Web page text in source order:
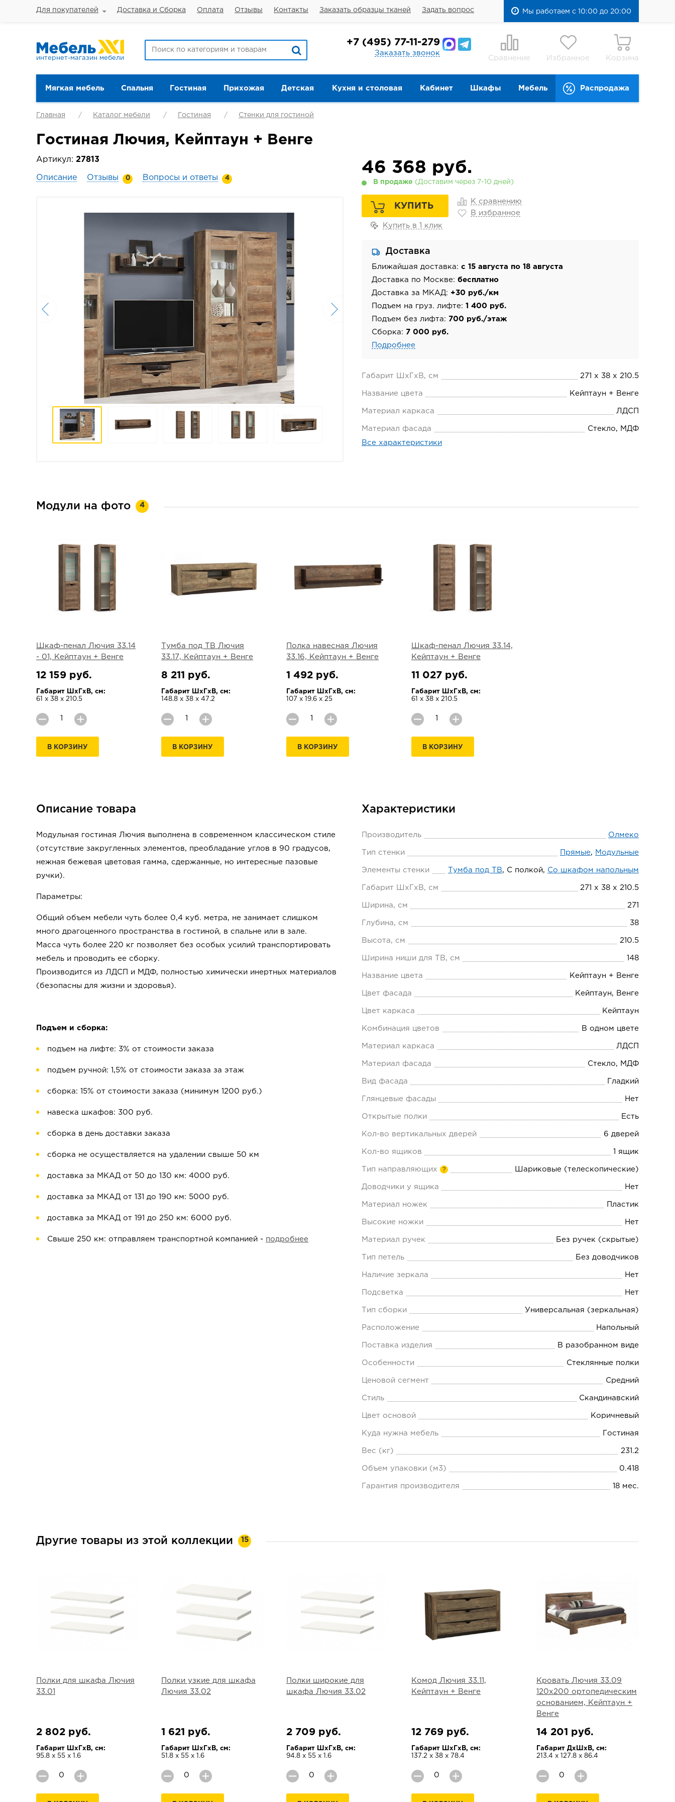
Для покупателей Доставка и Сборка Оплата Отзывы Контакты Заказать образцы тканей Задать вопрос Мы работаем с 10:00 до 20:00
интернет-магазин мебели
+7 (495) 77-11-279
Заказать звонок
Сравнение Избранное Корзина
Мягкая мебель Спальня Гостиная Прихожая Детская Кухня и столовая Кабинет Шкафы Мебель Распродажа
Главная Каталог мебели Гостиная Стенки для гостиной
Гостиная Лючия, Кейптаун + Венге
Артикул: 27813
Описание Отзывы 0 Вопросы и ответы 4
46 368 руб.
В продаже (Доставим через 7-10 дней)
КУПИТЬ
К сравнению
В избранное
Купить в 1 клик
Доставка
Ближайшая доставка: с 15 августа по 18 августа
Доставка по Москве: бесплатно
Доставка за МКАД: +30 руб./км
Подъем на груз. лифте: 1 400 руб.
Подъем без лифта: 700 руб./этаж
Сборка: 7 000 руб.
Подробнее
Габарит ШхГхВ, см 271 х 38 х 210.5
Название цвета Кейптаун + Венге
Материал каркаса ЛДСП
Материал фасада Стекло, МДФ
Все характеристики
Модули на фото 4
Шкаф-пенал Лючия 33.14
- 01, Кейптаун + Венге
12 159 руб.
Габарит ШхГхВ, см:
61 х 38 х 210.5
В КОРЗИНУ
Тумба под ТВ Лючия
33.17, Кейптаун + Венге
8 211 руб.
Габарит ШхГхВ, см:
148.8 х 38 х 47.2
В КОРЗИНУ
Полка навесная Лючия
33.16, Кейптаун + Венге
1 492 руб.
Габарит ШхГхВ, см:
107 х 19.6 х 25
В КОРЗИНУ
Шкаф-пенал Лючия 33.14,
Кейптаун + Венге
11 027 руб.
Габарит ШхГхВ, см:
61 х 38 х 210.5
В КОРЗИНУ
Описание товара
Модульная гостиная Лючия выполнена в современном классическом стиле
(отсутствие закругленных элементов, преобладание углов в 90 градусов,
нежная бежевая цветовая гамма, сдержанные, но интересные пазовые
ручки).
Параметры:
Общий объем мебели чуть более 0,4 куб. метра, не занимает слишком
много драгоценного пространства в гостиной, в спальне или в зале.
Масса чуть более 220 кг позволяет без особых усилий транспортировать
мебель и проводить ее сборку.
Производится из ЛДСП и МДФ, полностью химически инертных материалов
(безопасны для жизни и здоровья).
Подъем и сборка:
подъем на лифте: 3% от стоимости заказа
подъем ручной: 1,5% от стоимости заказа за этаж
сборка: 15% от стоимости заказа (минимум 1200 руб.)
навеска шкафов: 300 руб.
сборка в день доставки заказа
сборка не осуществляется на удалении свыше 50 км
доставка за МКАД от 50 до 130 км: 4000 руб.
доставка за МКАД от 131 до 190 км: 5000 руб.
доставка за МКАД от 191 до 250 км: 6000 руб.
Свыше 250 км: отправляем транспортной компанией - подробнее
Характеристики
Производитель Олмеко
Тип стенки Прямые, Модульные
Элементы стенки Тумба под ТВ, С полкой, Со шкафом напольным
Габарит ШхГхВ, см 271 х 38 х 210.5
Ширина, см 271
Глубина, см 38
Высота, см 210.5
Ширина ниши для ТВ, см 148
Название цвета Кейптаун + Венге
Цвет фасада Кейптаун, Венге
Цвет каркаса Кейптаун
Комбинация цветов В одном цвете
Материал каркаса ЛДСП
Материал фасада Стекло, МДФ
Вид фасада Гладкий
Глянцевые фасады Нет
Открытые полки Есть
Кол-во вертикальных дверей 6 дверей
Кол-во ящиков 1 ящик
Тип направляющих ? Шариковые (телескопические)
Доводчики у ящика Нет
Материал ножек Пластик
Высокие ножки Нет
Материал ручек Без ручек (скрытые)
Тип петель Без доводчиков
Наличие зеркала Нет
Подсветка Нет
Тип сборки Универсальная (зеркальная)
Расположение Напольный
Поставка изделия В разобранном виде
Особенности Стеклянные полки
Ценовой сегмент Средний
Стиль Скандинавский
Цвет основой Коричневый
Куда нужна мебель Гостиная
Вес (кг) 231.2
Объем упаковки (м3) 0.418
Гарантия производителя 18 мес.
Другие товары из этой коллекции 15
Полки для шкафа Лючия
33.01
2 802 руб.
Габарит ШхГхВ, см:
95.8 х 55 х 1.6
Полки узкие для шкафа
Лючия 33.02
1 621 руб.
Габарит ШхГхВ, см:
51.8 х 55 х 1.6
Полки широкие для
шкафа Лючия 33.02
2 709 руб.
Габарит ШхГхВ, см:
94.8 х 55 х 1.6
Комод Лючия 33.11,
Кейптаун + Венге
12 769 руб.
Габарит ШхГхВ, см:
137.2 х 38 х 78.4
Кровать Лючия 33.09
120х200 ортопедическим
основанием, Кейптаун +
Венге
14 201 руб.
Габарит ДхШхВ, см:
213.4 х 127.8 х 86.4